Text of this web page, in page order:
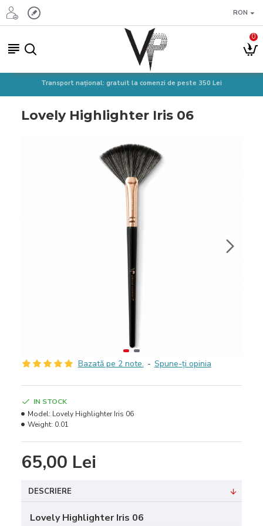
RON
0
Transport național: gratuit la comenzi de peste 350 Lei
Lovely Highlighter Iris 06
Bazată pe 2 note. - Spune-ţi opinia
65,00 Lei
IN STOCK
Model: Lovely Highlighter Iris 06
Weight: 0.01
DESCRIERE
Lovely Highlighter Iris 06